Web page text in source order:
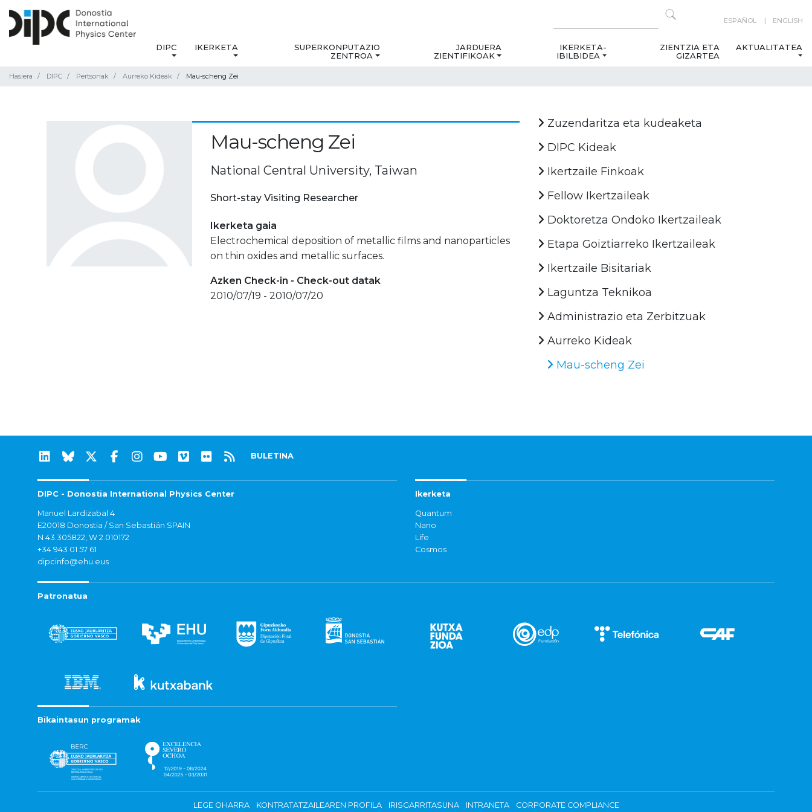
ESPAÑOL ENGLISH
DIPC IKERKETA
SUPERKONPUTAZIO
ZENTROA
JARDUERA
ZIENTIFIKOAK
IKERKETA-
IBILBIDEA
ZIENTZIA ETA
GIZARTEA
AKTUALITATEA
Hasiera DIPC Pertsonak Aurreko Kideak Mau-scheng Zei
Mau-scheng Zei
National Central University, Taiwan
Short-stay Visiting Researcher
Ikerketa gaia
Electrochemical deposition of metallic films and nanoparticles
on thin oxides and metallic surfaces.
Azken Check-in - Check-out datak
2010/07/19 - 2010/07/20
Zuzendaritza eta kudeaketa
DIPC Kideak
Ikertzaile Finkoak
Fellow Ikertzaileak
Doktoretza Ondoko Ikertzaileak
Etapa Goiztiarreko Ikertzaileak
Ikertzaile Bisitariak
Laguntza Teknikoa
Administrazio eta Zerbitzuak
Aurreko Kideak
Mau-scheng Zei
BULETINA
DIPC - Donostia International Physics Center
Manuel Lardizabal 4
E20018 Donostia / San Sebastián SPAIN
N 43.305822, W 2.010172
+34 943 01 57 61
dipcinfo@ehu.eus
Ikerketa
Quantum
Nano
Life
Cosmos
Patronatua
Bikaintasun programak
LEGE OHARRA KONTRATATZAILEAREN PROFILA IRISGARRITASUNA INTRANETA CORPORATE COMPLIANCE